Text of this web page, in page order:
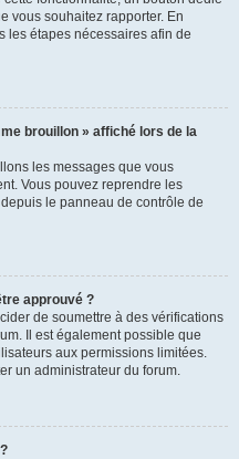
vous souhaitez rapporter. En
les étapes nécessaires afin de
brouillon » affiché lors de la
les messages que vous
Vous pouvez reprendre les
le panneau de contrôle de
approuvé ?
de soumettre à des vérifications
Il est également possible que
aux permissions limitées.
un administrateur du forum.